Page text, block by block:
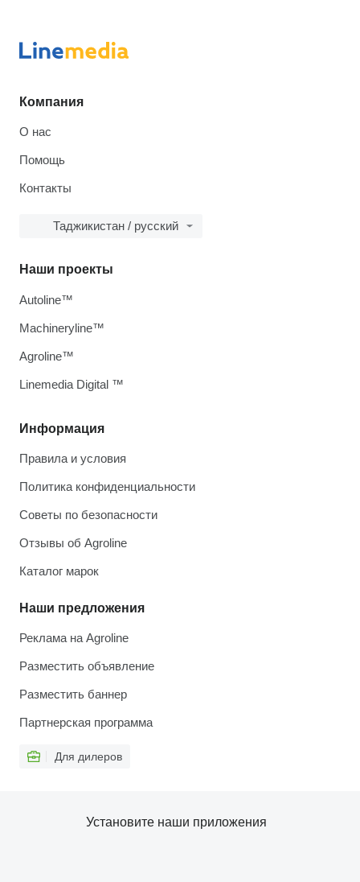
Компания
О нас
Помощь
Контакты
Таджикистан / русский
Информация
Правила и условия
Политика конфиденциальности
Советы по безопасности
Отзывы об Agroline
Каталог марок
Наши предложения
Реклама на Agroline
Разместить объявление
Разместить баннер
Партнерская программа
Для дилеров
Наши проекты
Autoline™
Machineryline™
Agroline™
Linemedia Digital ™
Установите наши приложения